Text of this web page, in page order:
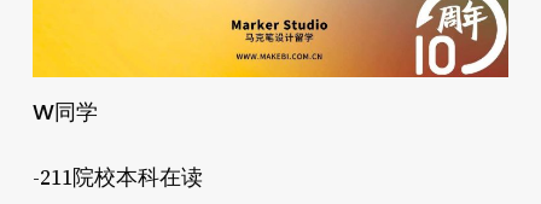
W同学
-211院校本科在读